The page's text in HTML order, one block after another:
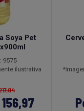
Soya Pet
9575
ilustrativa